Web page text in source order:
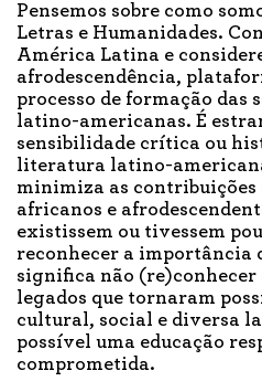
Pensemos sobre como
Letras e Humanidades.
América Latina e
afrodescendência,
processo de formação das
latino-americanas. É
sensibilidade crítica ou
literatura latino-
minimiza as contribuições
africanos e
existissem ou tivessem
reconhecer a importância
significa não (re)conhecer
legados que tornaram
cultural, social e diversa
possível uma educação
comprometida.